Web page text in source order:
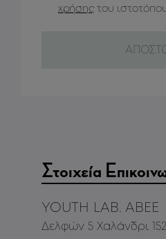
χρήσης του
Στοιχεία
ΥΟUTH LAB. ABEE
Δελφών 5 Χαλάνδρι